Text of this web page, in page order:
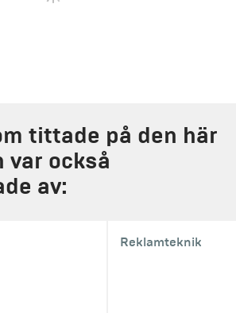
tittade på den här
var också
av:
Reklamteknik